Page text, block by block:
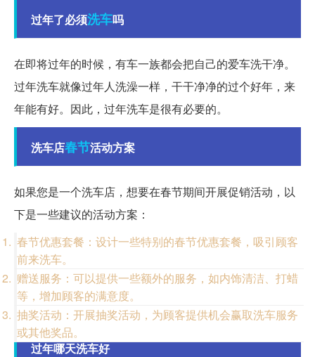
过年了必须洗车吗
在即将过年的时候，有车一族都会把自己的爱车洗干净。
过年洗车就像过年人洗澡一样，干干净净的过个好年，来
年能有好。因此，过年洗车是很有必要的。
洗车店春节活动方案
如果您是一个洗车店，想要在春节期间开展促销活动，以
下是一些建议的活动方案：
春节优惠套餐：设计一些特别的春节优惠套餐，吸引顾客
前来洗车。
赠送服务：可以提供一些额外的服务，如内饰清洁、打蜡
等，增加顾客的满意度。
抽奖活动：开展抽奖活动，为顾客提供机会赢取洗车服务
或其他奖品。
过年哪天洗车好